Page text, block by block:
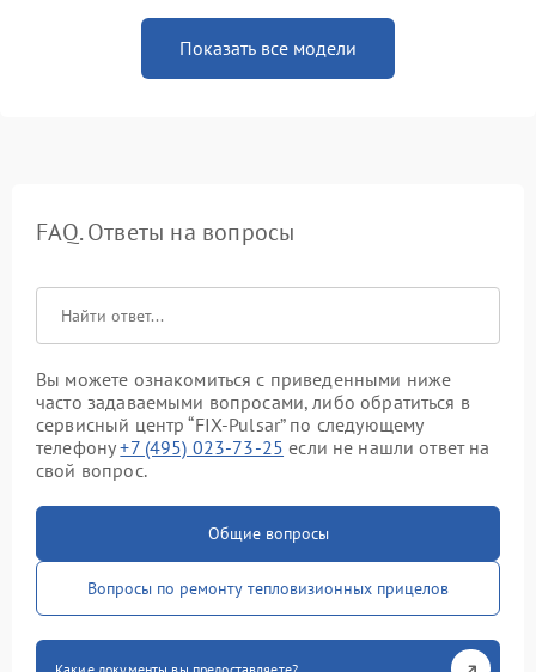
Показать все модели
FAQ. Ответы на вопросы
Вы можете ознакомиться с приведенными ниже
часто задаваемыми вопросами, либо обратиться в
сервисный центр “FIX-Pulsar” по следующему
телефону+7 (495) 023-73-25 если не нашли ответ на
свой вопрос.
Общие вопросы
Вопросы по ремонту тепловизионных прицелов